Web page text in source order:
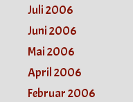
Juli 2006
Juni 2006
Mai 2006
April 2006
Februar 2006